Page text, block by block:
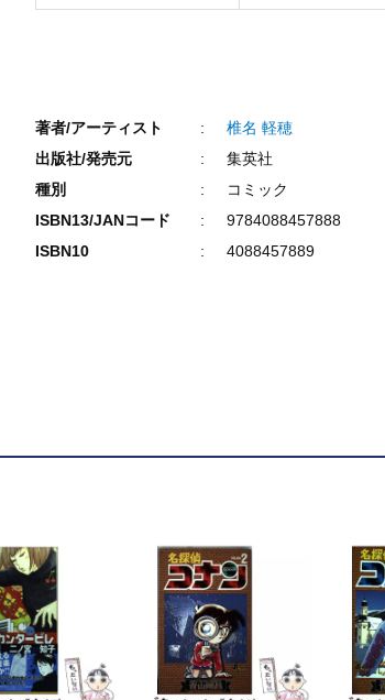
著者/アーティスト
椎名 軽穂
出版社/発売元
集英社
種別
コミック
ISBN13/JANコード
9784088457888
ISBN10
4088457889